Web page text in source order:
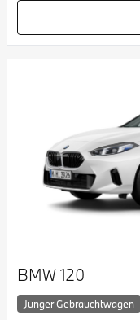
BMW 120
Junger Gebrauchtwagen